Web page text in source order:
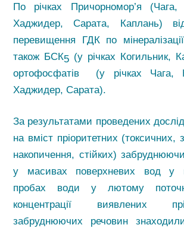
По річках Причорномор’я (Чага,
Хаджидер, Сарата, Каплань)
перевищення ГДК по
також БСК5 (у річках Когильник,
ортофосфатів (у річках Чага,
Хаджидер, Сарата).
За результатами проведених
на вміст пріоритетних (токсичних,
накопичення, стійких)
у масивах поверхневих вод у
пробах води у лютому
концентрації виявлених
забруднюючих речовин